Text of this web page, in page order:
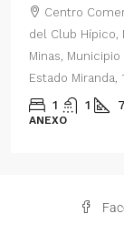
Avenida Río
de Baruta, Caracas,
Metropolitano